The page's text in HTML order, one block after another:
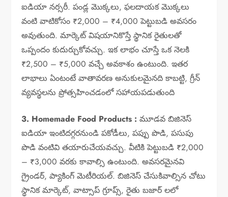
ఐడియా నర్సరీ. పండ్ల మొక్కలు, ఫలదాయక మొక్కలు
వంటి వాటికోసం ₹2,000 – ₹4,000 పెట్టుబడి అవసరం
అవుతుంది. మార్కెట్ విషయానికొస్తే స్థానిక రైతులతో
ఒప్పందం కుదుర్చుకోవచ్చు. ఇక లాభం చూస్తే ఒక నెలకి
₹2,500 – ₹5,000 వచ్చే అవకాశం ఉంటుంది. ఇతర
లాభాలు ఏంటంటే వాతావరణ అనుకులమైనది కాబట్టి, గ్రీన్
వ్యవస్థలను ప్రోత్సహించడంలో సహాయపడుతుంది
3. Homemade Food Products : మూడవ బిజినెస్
ఐడియా ఇంటిదగ్గరనుండి పకోడీలు, పప్పు పొడి, పసుపు
పొడి వంటివి తయారుచేయవచ్చు. వీటికి పెట్టుబడి ₹2,000
– ₹3,000 వరకు కావాల్సి ఉంటుంది. అవసరమైనవి
గ్రైండర్, ప్యాకింగ్ మెటీరియల్. బిజినెస్ చేసుకివాల్సిన చోటు
స్థానిక మార్కెట్, వాట్సాప్ గ్రూప్స్, రైతు బజార్ లలో